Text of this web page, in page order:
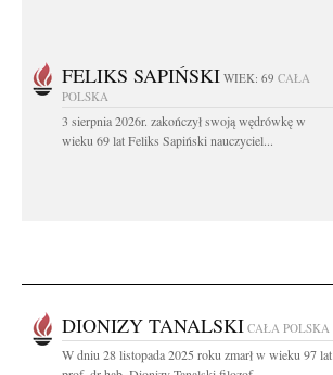
FELIKS SAPIŃSKI WIEK: 69 CAŁA
POLSKA
3 sierpnia 2026r. zakończył swoją wędrówkę w
wieku 69 lat Feliks Sapiński nauczyciel...
DIONIZY TANALSKI CAŁA POLSKA
W dniu 28 listopada 2025 roku zmarł w wieku 97 lat